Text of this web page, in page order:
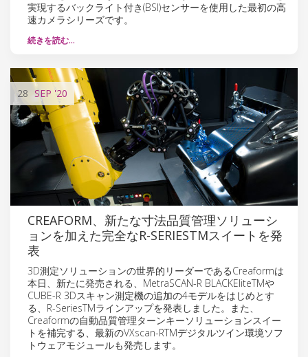
実現するバックライト付き(BSI)センサーを使用した最初の高
速カメラシリーズです。
続きを読む…
28 SEP '20
CREAFORM、新たな寸法品質管理ソリューシ
ョンを加えた完全なR-SERIESTMスイートを発
表
3D測定ソリューションの世界的リーダーであるCreaformは
本日、新たに発売される、MetraSCAN-R BLACKEliteTMや
CUBE-R 3Dスキャン測定機の追加の4モデルをはじめとす
る、R-SeriesTMラインアップを発表しました。また、
Creaformの自動品質管理ターンキーソリューションスイー
トを補完する、最新のVXscan-RTMデジタルツイン環境ソフ
トウェアモジュールも発売します。